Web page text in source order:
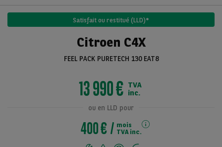
Voir toutes les
Satisfait ou restitué (LLD)*
Citroen C4X
FEEL PACK PURETECH 130 EAT8
13 990 € TVA
inc.
ou en LLD pour
400 €
mois
TVA inc.